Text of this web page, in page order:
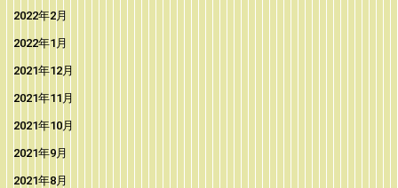
2022年2月
2022年1月
2021年12月
2021年11月
2021年10月
2021年9月
2021年8月